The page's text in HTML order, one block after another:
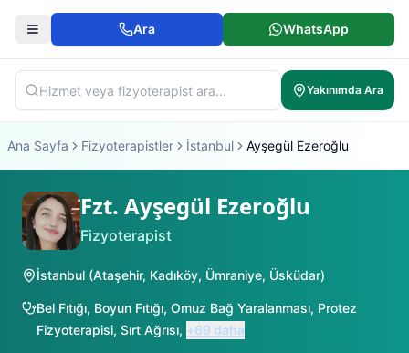
Ara WhatsApp
Yakınımda Ara
Ana Sayfa Fizyoterapistler İstanbul Ayşegül Ezeroğlu
Fzt. Ayşegül Ezeroğlu
Fizyoterapist
İstanbul (Ataşehir, Kadıköy, Ümraniye, Üsküdar)
Bel Fıtığı, Boyun Fıtığı, Omuz Bağ Yaralanması, Protez
Fizyoterapisi, Sırt Ağrısı, +69 daha